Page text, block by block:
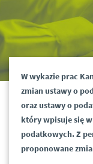
W wykazie prac
zmian ustawy o
oraz ustawy o
który wpisuje się
podatkowych. Z
proponowane